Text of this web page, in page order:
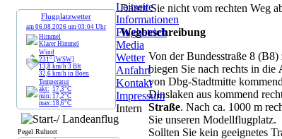
Flugplatzwetter
am 06.08.2026 um 03:04 Uhr
Himmel
Klarer Himmel
Wind
231° [WSW]
13,8 km/h 3 Bft
32,6 km/h in Böen
Temperatur
akt: 17,3°C
min: 17,2°C
max: 18,6°C
Pegel Ruhrort
Leitseite
Informationen
Flugbetrieb
Media
Wetter
Anfahrt
Kontakt
Impressum
Intern
Damit Sie nicht vom rechten Weg
Wegbeschreibung
Von der Bundesstraße 8
biegen Sie nach rechts in die
von Dbg-Stadtmitte
Dinslaken aus kommend
Straße. Nach ca. 1000 m
Sie unseren Modellflugplatz.
Sollten Sie kein geeignetes